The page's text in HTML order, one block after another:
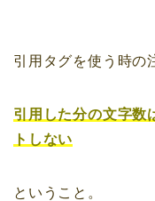
引用タグを使う時の
引用した分の文字数
トしない
ということ。